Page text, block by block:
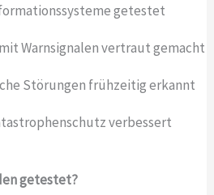
getestet
Warnsignalen vertraut gemacht
Störungen frühzeitig erkannt
verbessert
getestet?